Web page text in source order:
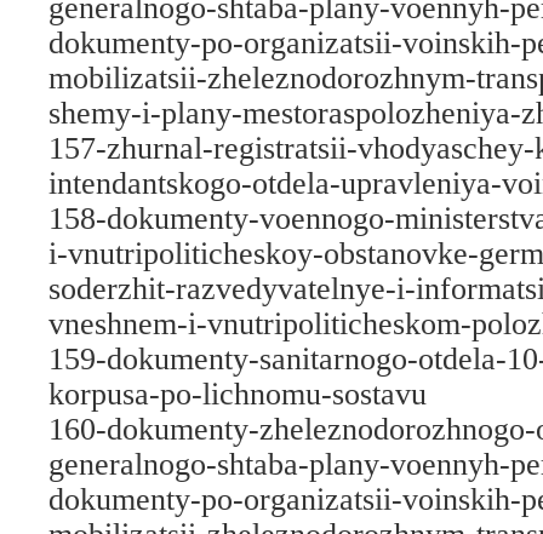
generalnogo-shtaba-plany-voennyh-
dokumenty-po-organizatsii-voinskih-
mobilizatsii-zheleznodorozhnym-
shemy-i-plany-mestoraspolozheniya-
157-zhurnal-registratsii-
intendantskogo-otdela-upravleniya-
158-dokumenty-voennogo-
i-vnutripoliticheskoy-obstanovke-
soderzhit-razvedyvatelnye-i-
vneshnem-i-vnutripoliticheskom-
159-dokumenty-sanitarnogo-otdela-
korpusa-po-lichnomu-sostavu
160-dokumenty-
generalnogo-shtaba-plany-voennyh-
dokumenty-po-organizatsii-voinskih-